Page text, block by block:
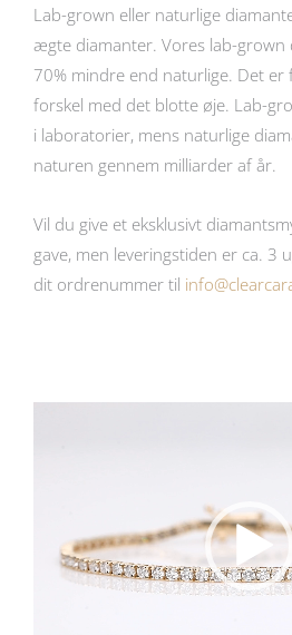
Lab-grown eller naturlige
ægte diamanter. Vores lab-grown
70% mindre end naturlige. Det er
forskel med det blotte øje. Lab-
i laboratorier, mens naturlige
naturen gennem milliarder af år.
Vil du give et eksklusivt
gave, men leveringstiden er ca. 3
dit ordrenummer til